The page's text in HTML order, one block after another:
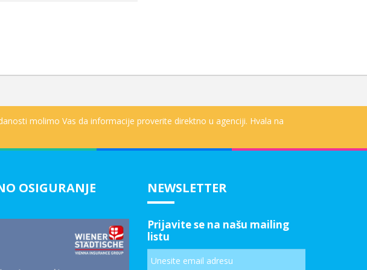
molimo Vas da informacije proverite direktno u agenciji. Hvala na
OSIGURANJE NEWSLETTER
Prijavite se na našu mailing
listu